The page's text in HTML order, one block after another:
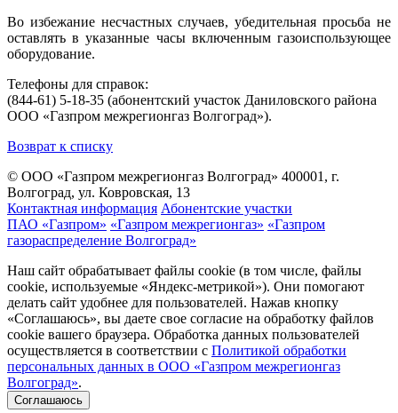
Во избежание несчастных случаев, убедительная просьба не
оставлять в указанные часы включенным газоиспользующее
оборудование.
Телефоны для справок:
(844-61) 5-18-35 (абонентский участок Даниловского района
ООО «Газпром межрегионгаз Волгоград»).
Возврат к списку
© ООО «Газпром межрегионгаз Волгоград» 400001, г.
Волгоград, ул. Ковровская, 13
Контактная информация Абонентские участки
ПАО «Газпром» «Газпром межрегионгаз» «Газпром
газораспределение Волгоград»
Наш сайт обрабатывает файлы cookie (в том числе, файлы
cookie, используемые «Яндекс-метрикой»). Они помогают
делать сайт удобнее для пользователей. Нажав кнопку
«Соглашаюсь», вы даете свое согласие на обработку файлов
cookie вашего браузера. Обработка данных пользователей
осуществляется в соответствии с Политикой обработки
персональных данных в ООО «Газпром межрегионгаз
Волгоград».
Соглашаюсь